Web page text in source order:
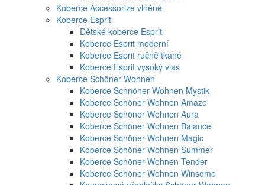
Koberce Accessorize vlněné
Koberce Esprit
Dětské koberce Esprit
Koberce Esprit moderní
Koberce Esprit ručně tkané
Koberce Esprit vysoký vlas
Koberce Schöner Wohnen
Koberce Schnöner Wohnen Mystik
Koberce Schöner Wohnen Amaze
Koberce Schöner Wohnen Aura
Koberce Schöner Wohnen Balance
Koberce Schöner Wohnen Magic
Koberce Schöner Wohnen Summer
Koberce Schöner Wohnen Tender
Koberce Schöner Wohnen Winsome